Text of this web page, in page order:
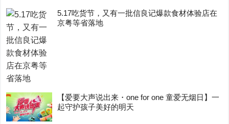
5.17吃货节，又有一批信良记爆款食材体验店在
京粤等省落地
【爱要大声说出来・one for one 童爱无烟日】一
起守护孩子美好的明天